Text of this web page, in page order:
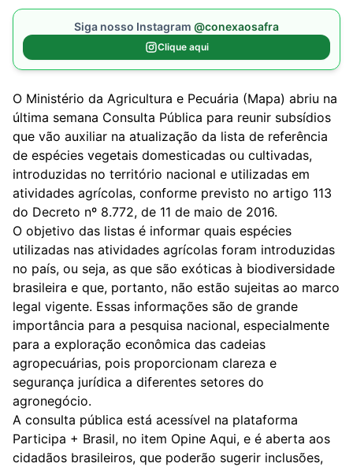
Siga nosso Instagram @conexaosafra
Clique aqui
O Ministério da Agricultura e Pecuária (Mapa) abriu na
última semana Consulta Pública para reunir subsídios
que vão auxiliar na atualização da lista de referência
de espécies vegetais domesticadas ou cultivadas,
introduzidas no território nacional e utilizadas em
atividades agrícolas, conforme previsto no artigo 113
do Decreto nº 8.772, de 11 de maio de 2016.
O objetivo das listas é informar quais espécies
utilizadas nas atividades agrícolas foram introduzidas
no país, ou seja, as que são exóticas à biodiversidade
brasileira e que, portanto, não estão sujeitas ao marco
legal vigente. Essas informações são de grande
importância para a pesquisa nacional, especialmente
para a exploração econômica das cadeias
agropecuárias, pois proporcionam clareza e
segurança jurídica a diferentes setores do
agronegócio.
A consulta pública está acessível na plataforma
Participa + Brasil, no item Opine Aqui, e é aberta aos
cidadãos brasileiros, que poderão sugerir inclusões,